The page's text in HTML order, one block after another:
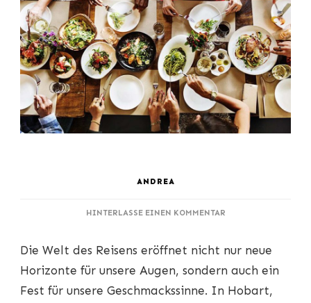
ANDREA
HINTERLASSE EINEN KOMMENTARZU
IN
HOBART:
KULINARISCHE
Die Welt des Reisens eröffnet nicht nur neue
Horizonte für unsere Augen, sondern auch ein
Fest für unsere Geschmackssinne. In Hobart,